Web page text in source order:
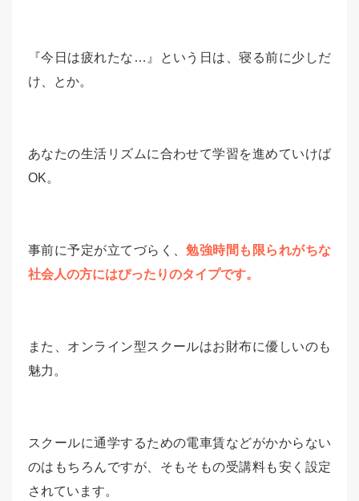
『今日は疲れたな…』という日は、寝る前に少しだ
け、とか。
あなたの生活リズムに合わせて学習を進めていけば
OK。
事前に予定が立てづらく、勉強時間も限られがちな
社会人の方にはぴったりのタイプです。
また、オンライン型スクールはお財布に優しいのも
魅力。
スクールに通学するための電車賃などがかからない
のはもちろんですが、そもそもの受講料も安く設定
されています。